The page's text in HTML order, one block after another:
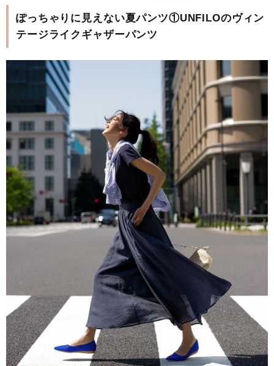
ぽっちゃりに見えない夏パンツ①UNFILOのヴィン
テージライクギャザーパンツ